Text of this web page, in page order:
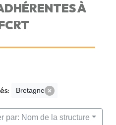
À
Bretagne
par: Nom de la structure